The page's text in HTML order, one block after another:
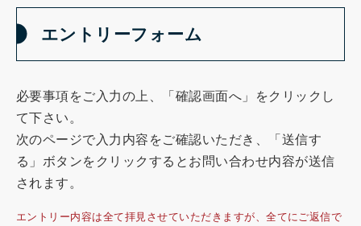
エントリーフォーム
必要事項をご入力の上、「確認画面へ」をクリックし
て下さい。
次のページで入力内容をご確認いただき、「送信す
る」ボタンをクリックするとお問い合わせ内容が送信
されます。
エントリー内容は全て拝見させていただきますが、全てにご返信で